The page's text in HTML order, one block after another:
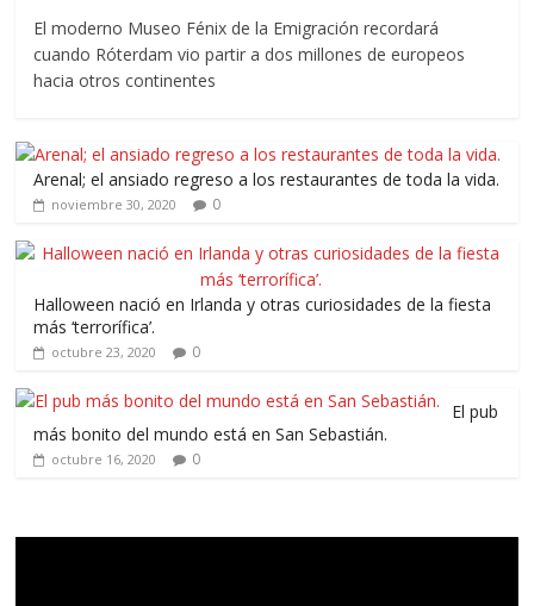
El moderno Museo Fénix de la Emigración recordará
cuando Róterdam vio partir a dos millones de europeos
hacia otros continentes
Arenal; el ansiado regreso a los restaurantes de toda la vida.
noviembre 30, 2020 0
Halloween nació en Irlanda y otras curiosidades de la fiesta
más ‘terrorífica’.
octubre 23, 2020 0
El pub
más bonito del mundo está en San Sebastián.
octubre 16, 2020 0